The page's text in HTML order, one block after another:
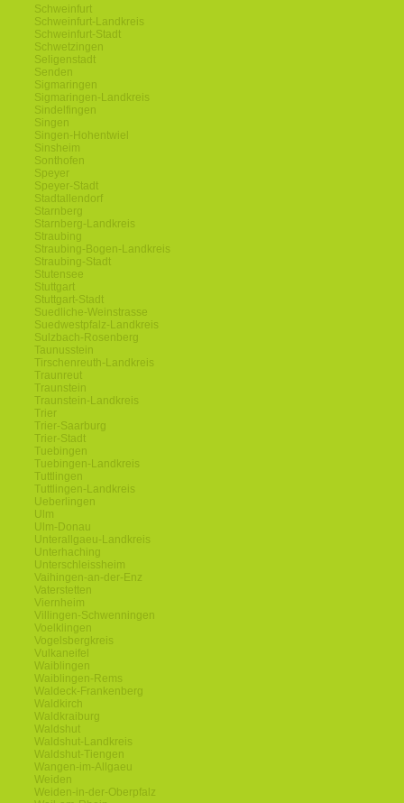
Schweinfurt
Schweinfurt-Landkreis
Schweinfurt-Stadt
Schwetzingen
Seligenstadt
Senden
Sigmaringen
Sigmaringen-Landkreis
Sindelfingen
Singen
Singen-Hohentwiel
Sinsheim
Sonthofen
Speyer
Speyer-Stadt
Stadtallendorf
Starnberg
Starnberg-Landkreis
Straubing
Straubing-Bogen-Landkreis
Straubing-Stadt
Stutensee
Stuttgart
Stuttgart-Stadt
Suedliche-Weinstrasse
Suedwestpfalz-Landkreis
Sulzbach-Rosenberg
Taunusstein
Tirschenreuth-Landkreis
Traunreut
Traunstein
Traunstein-Landkreis
Trier
Trier-Saarburg
Trier-Stadt
Tuebingen
Tuebingen-Landkreis
Tuttlingen
Tuttlingen-Landkreis
Ueberlingen
Ulm
Ulm-Donau
Unterallgaeu-Landkreis
Unterhaching
Unterschleissheim
Vaihingen-an-der-Enz
Vaterstetten
Viernheim
Villingen-Schwenningen
Voelklingen
Vogelsbergkreis
Vulkaneifel
Waiblingen
Waiblingen-Rems
Waldeck-Frankenberg
Waldkirch
Waldkraiburg
Waldshut
Waldshut-Landkreis
Waldshut-Tiengen
Wangen-im-Allgaeu
Weiden
Weiden-in-der-Oberpfalz